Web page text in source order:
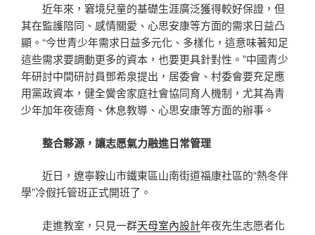
近年來，窘境兒童的基礎生涯廣泛獲得較好保證，但
其在監護陪同、感情關愛、心思安康等方面的需求日益凸
顯。“今世青少年需求日益多元化、多樣化，這意味著知足
這些需求要調動更多的資本，也要更具針對性。”中國青少
年研討中間研討員鄧希泉提出，居委會、村委會要充足應
用黨政資本，健全黌舍家庭社會協同育人機制，尤其為青
少年加年夜德育、休息教導、心思安康等方面的辦事。
整合夥源，讓志愿氣力融進日常管理
近日，遼寧鞍山市鐵東區山南街道福康社區的“熱冬伴
學”冷假托管班正式開班了。
走進教室，只見一群天母室內設計年夜先生志愿者化